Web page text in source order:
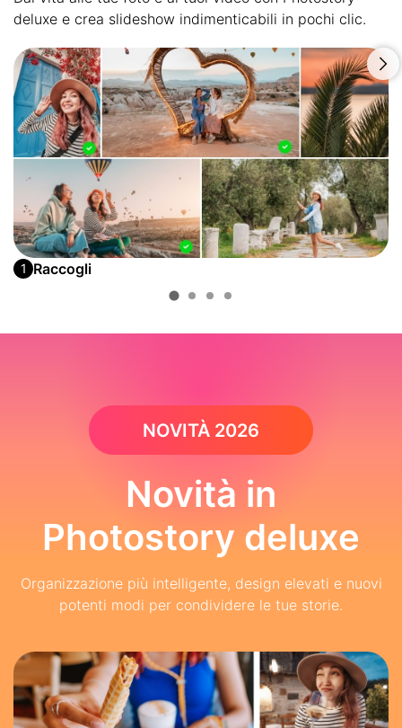
deluxe e crea slideshow indimenticabili in pochi clic.
1 Raccogli
NOVITÀ 2026
Novità in
Photostory deluxe
Organizzazione più intelligente, design elevati e nuovi
potenti modi per condividere le tue storie.